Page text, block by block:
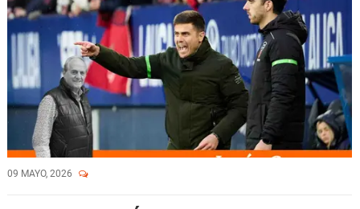
09 MAYO, 2026